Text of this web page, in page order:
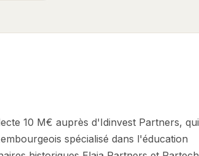
10 M€ auprès d'Idinvest Partners, qui
spécialisé dans l'éducation